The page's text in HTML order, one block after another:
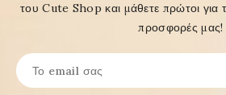
του Cute Shop και μάθετε πρώτοι για
προσφορές μας!